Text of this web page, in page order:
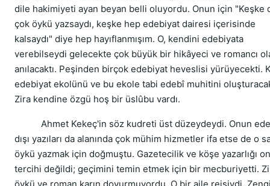
dile hakimiyeti ayan beyan belli oluyordu. Onun için "Keşke
çok öykü yazsaydı, keşke hep edebiyat dairesi içerisinde
kalsaydı" diye hep hayıflanmışım. O, kendini edebiyata
verebilseydi gelecekte çok büyük bir hikâyeci ve romancı
anılacaktı. Peşinden birçok edebiyat heveslisi yürüyecekti.
edebiyat ekolünü ve bu ekole tabi edebî muhitini
Zira kendine özgü hoş bir üslûbu vardı.
Ahmet Kekeç'in söz kudreti üst düzeydeydi. Onun
dışı yazıları da alanında çok mühim hizmetler ifa etse de o
öykü yazmak için doğmuştu. Gazetecilik ve köşe yazarlığı
tercihi değildi; geçimini temin etmek için bir mecburiyetti.